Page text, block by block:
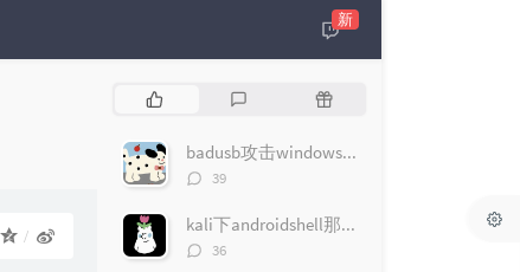
新
文
章
评
随
文badusb攻击windows10（msfconsole版）
评
数：
39
kali下androidshell那些事
评
36